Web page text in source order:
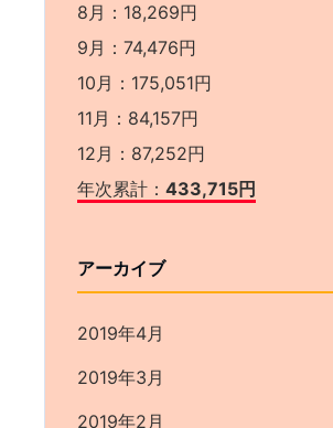
8月：18,269円
9月：74,476円
10月：175,051円
11月：84,157円
12月：87,252円
年次累計： 433,715円
アーカイブ
2019年4月
2019年3月
2019年2月